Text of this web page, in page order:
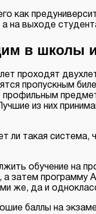
как
на выходе
в школы
лет проходят
пропускным
из них
ли такая
обучение на
затем программу
же, да и
баллы на